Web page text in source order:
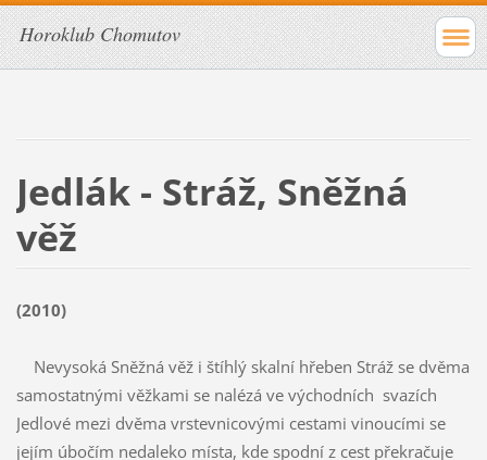
Horoklub Chomutov
Jedlák - Stráž, Sněžná
věž
(2010)
Nevysoká Sněžná věž i štíhlý skalní hřeben Stráž se dvěma
samostatnými věžkami se nalézá ve východních svazích
Jedlové mezi dvěma vrstevnicovými cestami vinoucími se
jejím úbočím nedaleko místa, kde spodní z cest překračuje